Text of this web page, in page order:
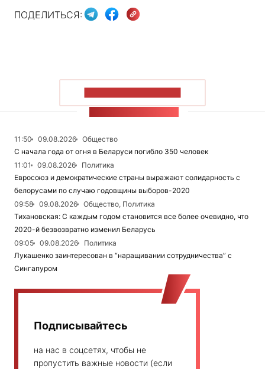
ПОДЕЛИТЬСЯ:
11:50 09.08.2026
Общество
С начала года от огня в Беларуси погибло 350 человек
11:01
09.08.2026
Политика
Евросоюз и демократические страны выражают солидарность с
белорусами по случаю годовщины выборов-2020
09:58
09.08.2026
Общество, Политика
Тихановская: С каждым годом становится все более очевидно, что
2020-й безвозвратно изменил Беларусь
09:05
09.08.2026
Политика
Лукашенко заинтересован в “наращивании сотрудничества” с
Сингапуром
Подписывайтесь
на нас в соцсетях, чтобы не
пропустить важные новости (если